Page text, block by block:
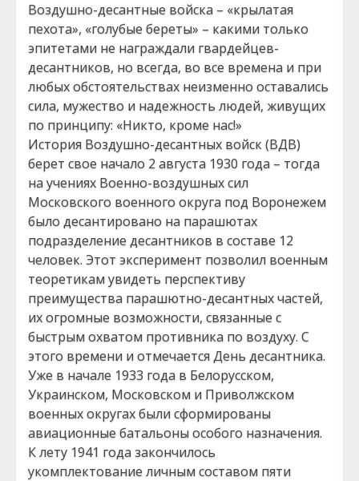
Воздушно-десантные войска – «крылатая
пехота», «голубые береты» – какими только
эпитетами не награждали гвардейцев-
десантников, но всегда, во все времена и при
любых обстоятельствах неизменно оставались
сила, мужество и надежность людей, живущих
по принципу: «Никто, кроме нас!»
История Воздушно-десантных войск (ВДВ)
берет свое начало 2 августа 1930 года – тогда
на учениях Военно-воздушных сил
Московского военного округа под Воронежем
было десантировано на парашютах
подразделение десантников в составе 12
человек. Этот эксперимент позволил военным
теоретикам увидеть перспективу
преимущества парашютно-десантных частей,
их огромные возможности, связанные с
быстрым охватом противника по воздуху. С
этого времени и отмечается День десантника.
Уже в начале 1933 года в Белорусском,
Украинском, Московском и Приволжском
военных округах были сформированы
авиационные батальоны особого назначения.
К лету 1941 года закончилось
укомплектование личным составом пяти